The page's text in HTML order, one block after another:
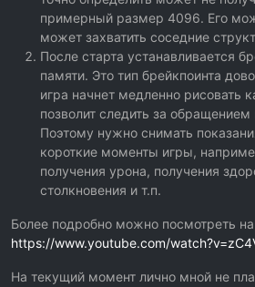
примерный размер 4096. Его
может захватить соседние
После старта устанавливается
памяти. Это тип брейкпоинта
игра начнет медленно рисовать
позволит следить за обращением
Поэтому нужно снимать
короткие моменты игры,
получения урона, получения
столкновения и т.п.
Более подробно можно посмотреть
https://www.youtube.com/
На текущий момент лично мной не